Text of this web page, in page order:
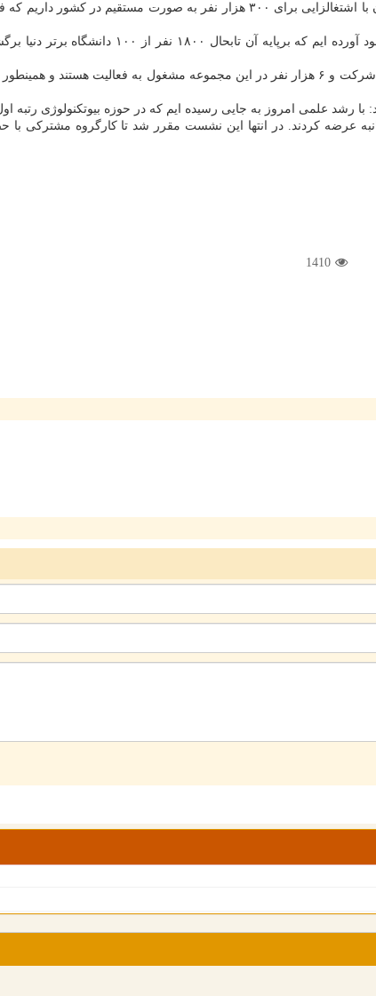
معاون علمی و فناوری ریاست جمهوری بیان نمود: پلت فرمی برای بازگشت
رشد علمی امروز به جایی رسیده ایم که در حوزه بیوتکنولوژی رتبه
عرضه کردند. در انتها این نشست مقرر شد تا کارگروه مشترکی
1410